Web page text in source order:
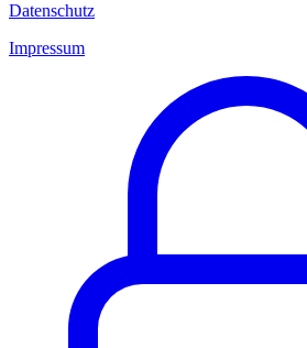
Datenschutz
Impressum